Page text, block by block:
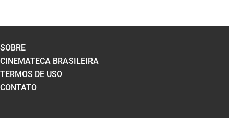
SOBRE
CINEMATECA BRASILEIRA
TERMOS DE USO
CONTATO